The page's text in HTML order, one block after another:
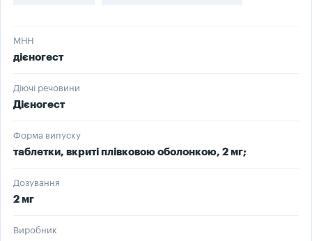
МНН
дієногест
Діючі речовини
Дієногест
Форма випуску
таблетки, вкриті плівковою оболонкою, 2 мг;
Дозування
2 мг
Виробник